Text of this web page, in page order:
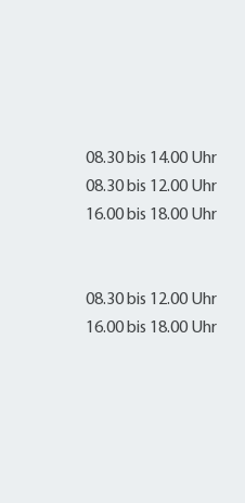
08.30 bis 14.00 Uhr
08.30 bis 12.00 Uhr
16.00 bis 18.00 Uhr
08.30 bis 12.00 Uhr
16.00 bis 18.00 Uhr